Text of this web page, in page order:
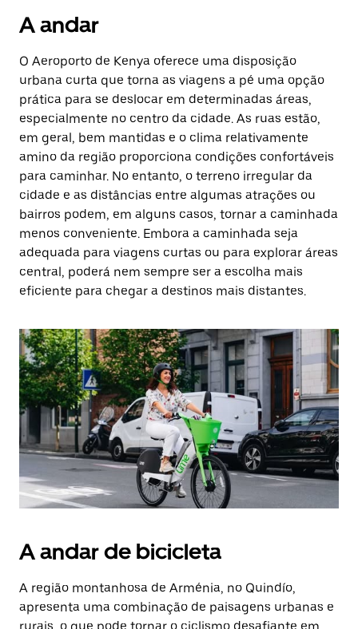
A andar
O Aeroporto de Kenya oferece uma disposição
urbana curta que torna as viagens a pé uma opção
prática para se deslocar em determinadas áreas,
especialmente no centro da cidade. As ruas estão,
em geral, bem mantidas e o clima relativamente
amino da região proporciona condições confortáveis
para caminhar. No entanto, o terreno irregular da
cidade e as distâncias entre algumas atrações ou
bairros podem, em alguns casos, tornar a caminhada
menos conveniente. Embora a caminhada seja
adequada para viagens curtas ou para explorar áreas
central, poderá nem sempre ser a escolha mais
eficiente para chegar a destinos mais distantes.
A andar de bicicleta
A região montanhosa de Arménia, no Quindío,
apresenta uma combinação de paisagens urbanas e